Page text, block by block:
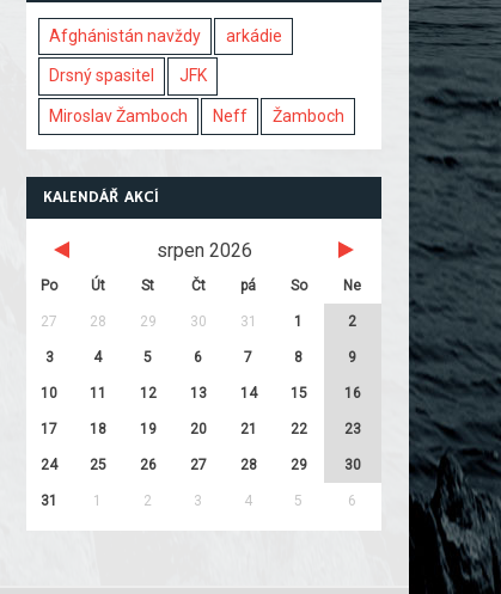
Afghánistán navždy arkádie
Drsný spasitel JFK
Miroslav Žamboch Neff Žamboch
KALENDÁŘ AKCÍ
srpen 2026
Po Út St Čt pá So Ne
27 28 29 30 31 1 2
3 4 5 6 7 8 9
10 11 12 13 14 15 16
17 18 19 20 21 22 23
24 25 26 27 28 29 30
31 1 2 3 4 5 6